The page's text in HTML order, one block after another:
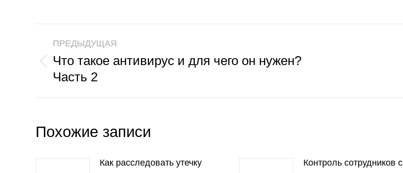
ПРЕДЫДУЩАЯ
Что такое антивирус и для чего он нужен?
Часть 2
Похожие записи
Как расследовать утечку
Контроль сотрудников с